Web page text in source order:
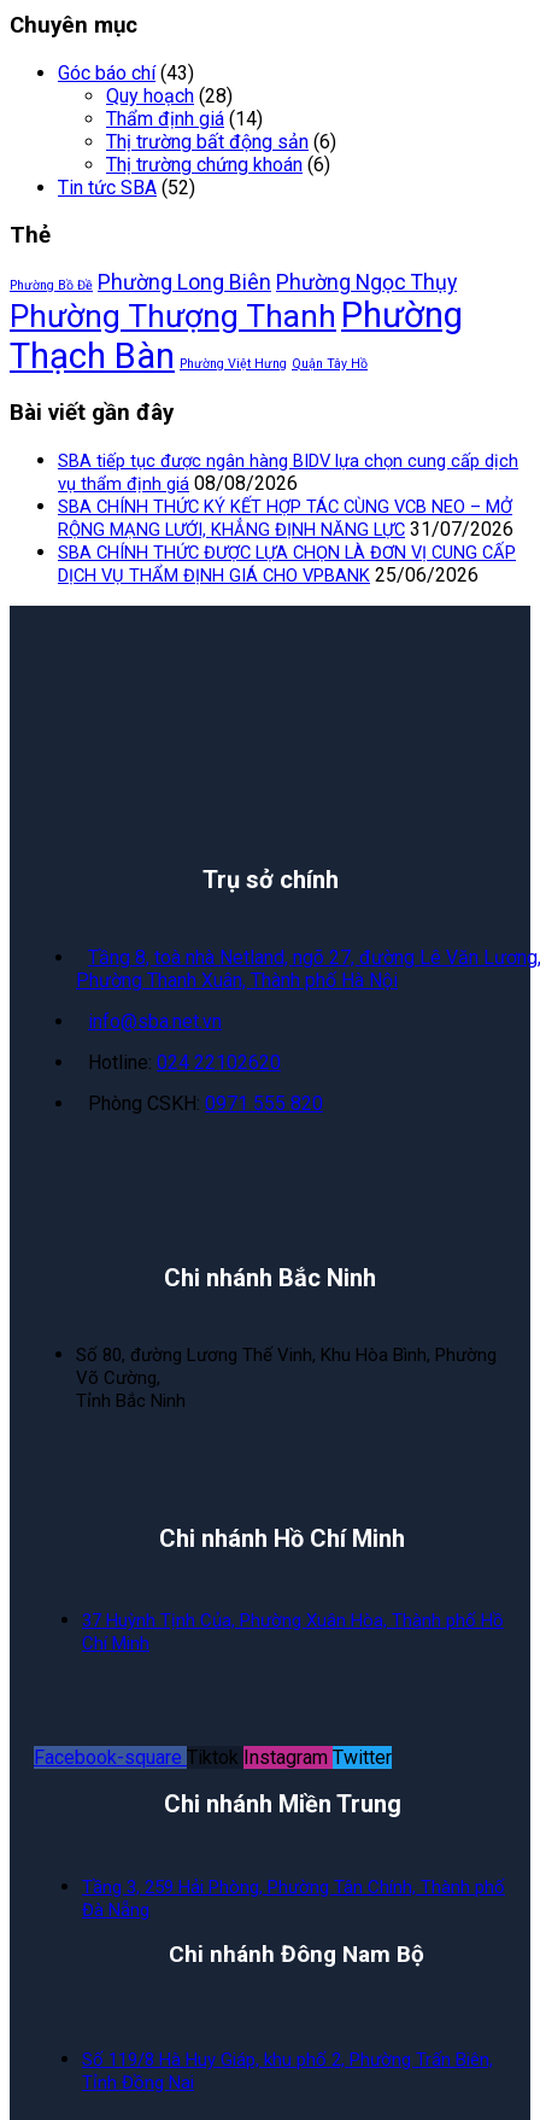
Chuyên mục
Góc báo chí (43)
Quy hoạch (28)
Thẩm định giá (14)
Thị trường bất động sản (6)
Thị trường chứng khoán (6)
Tin tức SBA (52)
Thẻ
Phường Bồ Đề Phường Long Biên Phường Ngọc Thụy
Phường Thượng Thanh Phường
Thạch Bàn
Phường Việt Hưng Quận Tây Hồ
Bài viết gần đây
SBA tiếp tục được ngân hàng BIDV lựa chọn cung cấp dịch
vụ thẩm định giá 08/08/2026
SBA CHÍNH THỨC KÝ KẾT HỢP TÁC CÙNG VCB NEO – MỞ
RỘNG MẠNG LƯỚI, KHẲNG ĐỊNH NĂNG LỰC 31/07/2026
SBA CHÍNH THỨC ĐƯỢC LỰA CHỌN LÀ ĐƠN VỊ CUNG CẤP
DỊCH VỤ THẨM ĐỊNH GIÁ CHO VPBANK 25/06/2026
Trụ sở chính
Tầng 8, toà nhà Netland, ngõ 27, đường Lê Văn Lương,
Phường Thanh Xuân, Thành phố Hà Nội
info@sba.net.vn
Hotline: 024 22102620
Phòng CSKH: 0971 555 820
Chi nhánh Bắc Ninh
Số 80, đường Lương Thế Vinh, Khu Hòa Bình, Phường
Võ Cường,
Tỉnh Bắc Ninh
Chi nhánh Hồ Chí Minh
37 Huỳnh Tịnh Của, Phường Xuân Hòa, Thành phố Hồ
Chí Minh
Facebook-square Tiktok Instagram Twitter
Chi nhánh Miền Trung
Tầng 3, 259 Hải Phòng, Phường Tân Chính, Thành phố
Đà Nẵng
Chi nhánh Đông Nam Bộ
Số 119/8 Hà Huy Giáp, khu phố 2, Phường Trấn Biên,
Tỉnh Đồng Nai